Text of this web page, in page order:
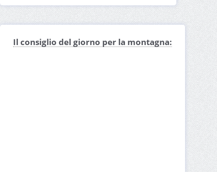
Il consiglio del giorno per la montagna: